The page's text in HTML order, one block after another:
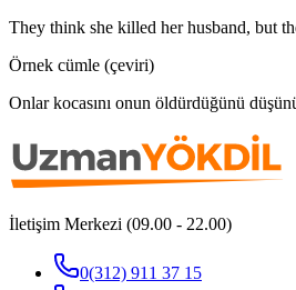
They think she killed her husband, but
Örnek cümle (çeviri)
Onlar kocasını onun öldürdüğünü
İletişim Merkezi (09.00 - 22.00)
0(312) 911 37 15